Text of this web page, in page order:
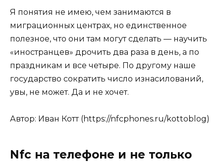
Я понятия не имею, чем занимаются в
миграционных центрах, но единственное
полезное, что они там могут сделать — научить
«иностранцев» дpoчить два раза в день, а по
праздникам и все четыре. По другому наше
государство сократить число изнасилований,
увы, не может. Да и не хочет.
Автор: Иван Котт (https://nfcphones.ru/kottoblog)
Nfc на телефоне и не только